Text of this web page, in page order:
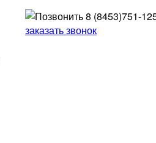
8 (8453)751-
заказать звонок